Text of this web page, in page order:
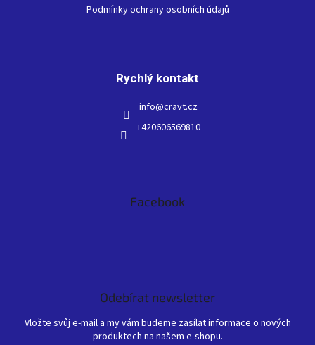
Podmínky ochrany osobních údajů
Rychlý kontakt
info@cravt.cz
+420606569810
Facebook
Odebírat newsletter
Vložte svůj e-mail a my vám budeme zasílat informace o nových
produktech na našem e-shopu.